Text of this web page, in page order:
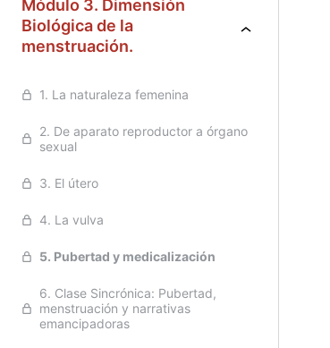
Módulo 3. Dimensión
Biológica de la
menstruación.
1. La naturaleza femenina
2. De aparato reproductor a órgano
sexual
3. El útero
4. La vulva
5. Pubertad y medicalización
6. Clase Sincrónica: Pubertad,
menstruación y narrativas
emancipadoras